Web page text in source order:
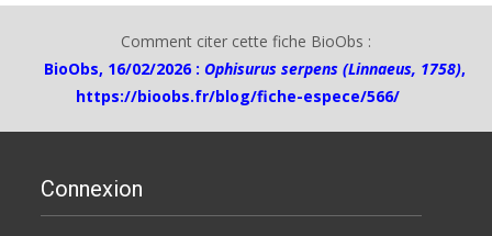
Comment citer cette fiche BioObs :
BioObs, 16/02/2026 : Ophisurus serpens (Linnaeus, 1758),
https://bioobs.fr/blog/fiche-espece/566/
Connexion